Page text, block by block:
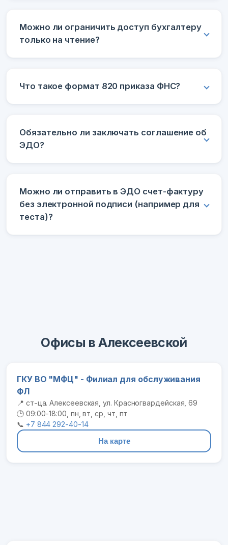
Можно ли ограничить доступ бухгалтеру
только на чтение?
Что такое формат 820 приказа ФНС?
Обязательно ли заключать соглашение об
ЭДО?
Можно ли отправить в ЭДО счет-фактуру
без электронной подписи (например для
теста)?
Офисы в Алексеевской
ГКУ ВО "МФЦ" - Филиал для обслуживания
ФЛ
📍 ст-ца. Алексеевская, ул. Красногвардейская, 69
🕒 09:00-18:00, пн, вт, ср, чт, пт
📞 +7 844 292-40-14
На карте